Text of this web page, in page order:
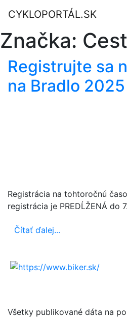
CYKLOPORTÁL.SK
Značka:
Registrujte sa
na Bradlo 2025
Registrácia na tohtoročnú
registrácia je PREDĹŽENÁ do
Čítať ďalej...
Všetky publikované dáta na